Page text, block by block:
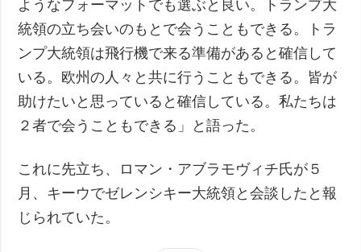
ようなフォーマットでも選ぶと良い。トランプ大
統領の立ち会いのもとで会うこともできる。トラ
ンプ大統領は飛行機で来る準備があると確信して
いる。欧州の人々と共に行うこともできる。皆が
助けたいと思っていると確信している。私たちは
２者で会うこともできる」と語った。
これに先立ち、ロマン・アブラモヴィチ氏が５
月、キーウでゼレンシキー大統領と会談したと報
じられていた。